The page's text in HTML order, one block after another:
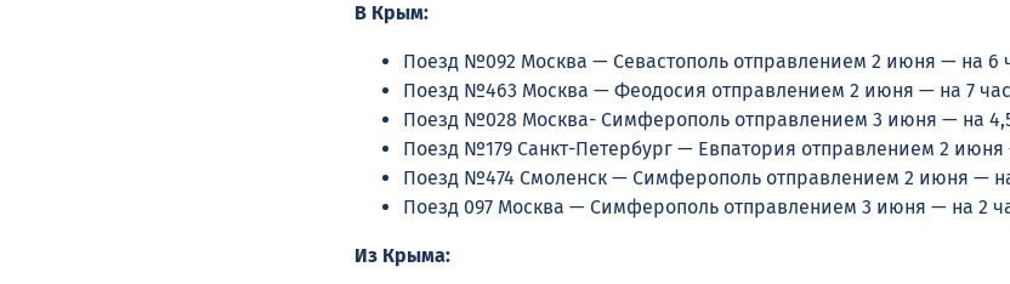
В Крым:
Поезд №092 Москва — Севастополь отправлением 2 июня — на 6
Поезд №463 Москва — Феодосия отправлением 2 июня — на 7
Поезд №028 Москва- Симферополь отправлением 3 июня — на
Поезд №179 Санкт-Петербург — Евпатория отправлением 2 июня
Поезд №474 Смоленск — Симферополь отправлением 2 июня —
Поезд 097 Москва — Симферополь отправлением 3 июня — на 2
Из Крыма: